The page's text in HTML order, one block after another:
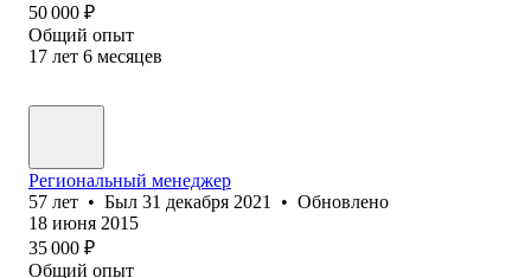
50 000 ₽
Общий опыт
17 лет 6 месяцев
Региональный менеджер
57 лет • Был 31 декабря 2021 • Обновлено
18 июня 2015
35 000 ₽
Общий опыт